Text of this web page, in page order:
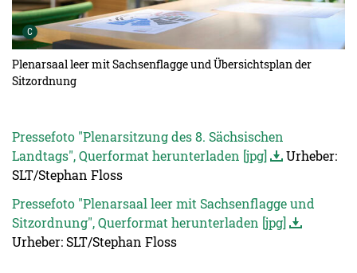
C Urheber der Grafik:
Plenarsaal leer mit Sachsenflagge und Übersichtsplan der
Sitzordnung
Pressefoto "Plenarsitzung des 8. Sächsischen
Landtags", Querformat herunterladen [jpg]
Urheber:
SLT/Stephan Floss
Pressefoto "Plenarsaal leer mit Sachsenflagge und
Sitzordnung", Querformat herunterladen [jpg]
Urheber: SLT/Stephan Floss